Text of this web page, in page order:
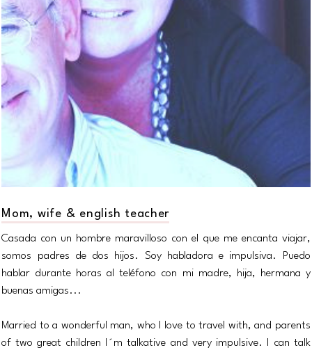
Mom, wife & english teacher
Casada con un hombre maravilloso con el que me encanta viajar,
somos padres de dos hijos. Soy habladora e impulsiva. Puedo
hablar durante horas al teléfono con mi madre, hija, hermana y
buenas amigas...
Married to a wonderful man, who I love to travel with, and parents
of two great children I´m talkative and very impulsive. I can talk